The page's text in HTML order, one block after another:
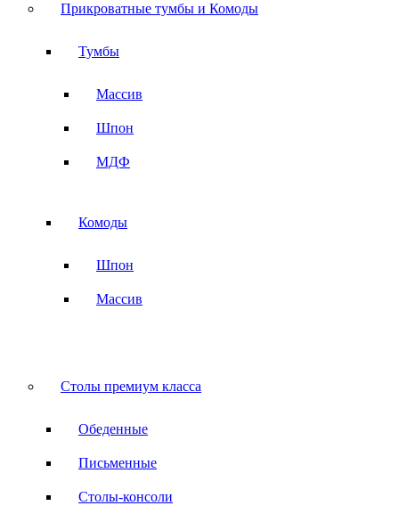
Прикроватные тумбы и Комоды
Тумбы
Массив
Шпон
МДФ
Комоды
Шпон
Массив
Столы премиум класса
Обеденные
Письменные
Столы-консоли